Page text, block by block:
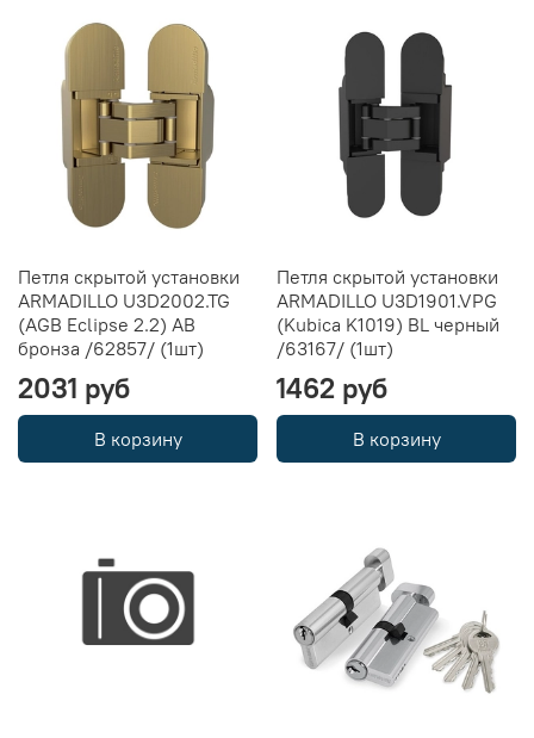
Петля скрытой установки
ARMADILLO U3D2002.TG
(AGB Eclipse 2.2) AB
бронза /62857/ (1шт)
2031 руб
В корзину
Петля скрытой установки
ARMADILLO U3D1901.VPG
(Kubica K1019) BL черный
/63167/ (1шт)
1462 руб
В корзину